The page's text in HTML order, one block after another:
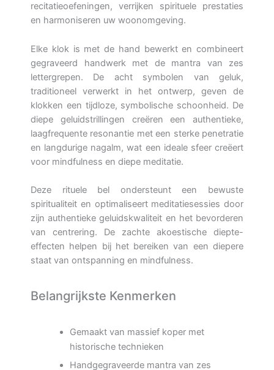
recitatieoefeningen, verrijken spirituele prestaties
en harmoniseren uw woonomgeving.
Elke klok is met de hand bewerkt en combineert
gegraveerd handwerk met de mantra van zes
lettergrepen. De acht symbolen van geluk,
traditioneel verwerkt in het ontwerp, geven de
klokken een tijdloze, symbolische schoonheid. De
diepe geluidstrillingen creëren een authentieke,
laagfrequente resonantie met een sterke penetratie
en langdurige nagalm, wat een ideale sfeer creëert
voor mindfulness en diepe meditatie.
Deze rituele bel ondersteunt een bewuste
spiritualiteit en optimaliseert meditatiesessies door
zijn authentieke geluidskwaliteit en het bevorderen
van centrering. De zachte akoestische diepte-
effecten helpen bij het bereiken van een diepere
staat van ontspanning en mindfulness.
Belangrijkste Kenmerken
Gemaakt van massief koper met
historische technieken
Handgegraveerde mantra van zes